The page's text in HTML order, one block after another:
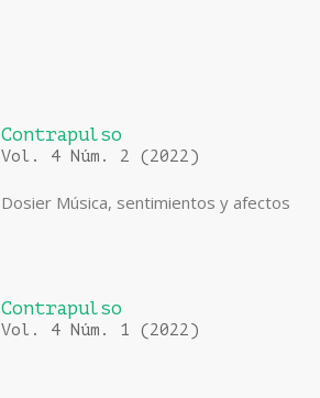
Contrapulso
Vol. 4 Núm. 2 (2022)
Dosier Música, sentimientos y afectos
Contrapulso
Vol. 4 Núm. 1 (2022)